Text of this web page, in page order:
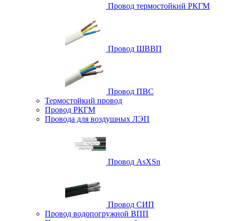
Провод термостойкий РКГМ
Провод ШВВП
Провод ПВС
Термостойкий провод
Провод РКГМ
Провода для воздушных ЛЭП
Провод AsXSn
Провод СИП
Провод водопогружной ВПП